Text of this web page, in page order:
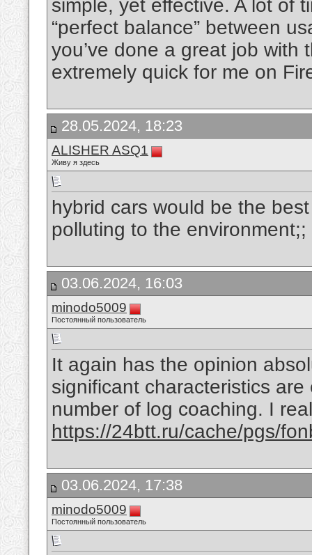
simple, yet effective. A lot of
“perfect balance” between
you’ve done a great job with
extremely quick for me on
28.05.2024, 18:23
ALISHER ASQ1
Живу я здесь
hybrid cars would be the
polluting to the environment;;
03.06.2024, 16:03
minodo5009
Постоянный пользователь
It again has the opinion
significant characteristics
number of log coaching. I
https://24btt.ru/cache/pgs/
03.06.2024, 17:38
minodo5009
Постоянный пользователь